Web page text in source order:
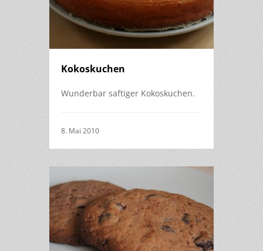
Kokoskuchen
Wunderbar saftiger Kokoskuchen.
8. Mai 2010